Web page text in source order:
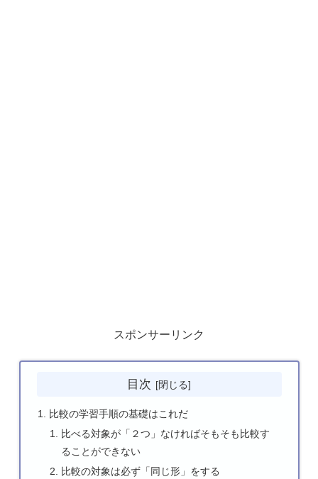
スポンサーリンク
目次
比較の学習手順の基礎はこれだ
比べる対象が「２つ」なければそもそも比較す
ることができない
比較の対象は必ず「同じ形」をする